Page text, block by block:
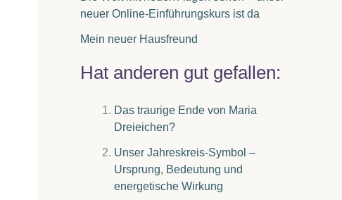
neuer Online-Einführungskurs ist da
Mein neuer Hausfreund
Hat anderen gut gefallen:
Das traurige Ende von Maria
Dreieichen?
Unser Jahreskreis-Symbol –
Ursprung, Bedeutung und
energetische Wirkung